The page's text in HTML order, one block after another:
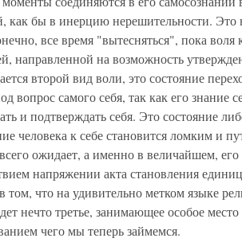
как бы в инерцию нерешительности. Это
все время "вытесняться", пока
направленной на возможность
второй вид воли, это состояние
вопрос самого себя, так как его знание
и подтверждать себя. Это состояние
человека к себе становится ломким и
ожидает, а именно в величайшем,
напряжении акта становления
том, что на удивительно метком языке
нечто третье, занимающее особое
чего мы теперь займемся.